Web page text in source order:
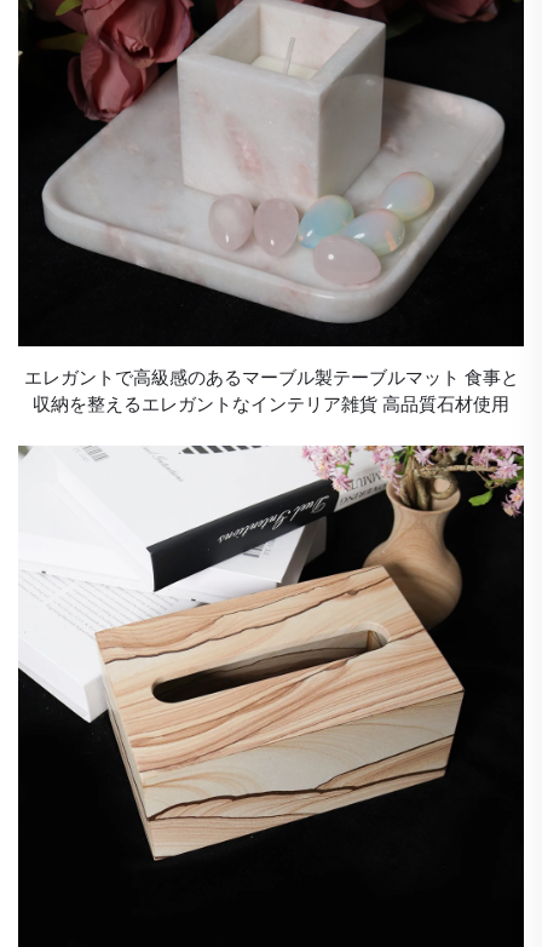
エレガントで高級感のあるマーブル製テーブルマット 食事と
収納を整えるエレガントなインテリア雑貨 高品質石材使用